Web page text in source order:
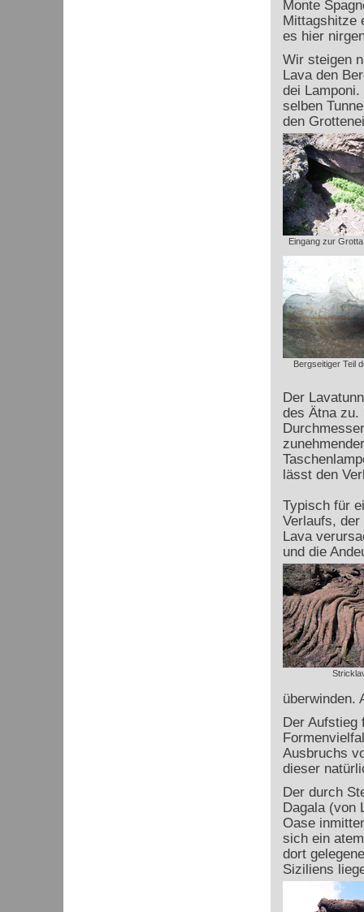
Monte
Mittagshitze
es hier
Wir steigen
Lava den
dei
selben
den
Eingang zur
Bergseitiger Teil
Der
des Ätna zu.
lässt den
Typisch für
Verlaufs,
Lava
und die
überwinden.
Der Aufstieg
Ausbruchs
dieser
Der durch
Dagala (von
Oase
sich ein
dort
Siziliens